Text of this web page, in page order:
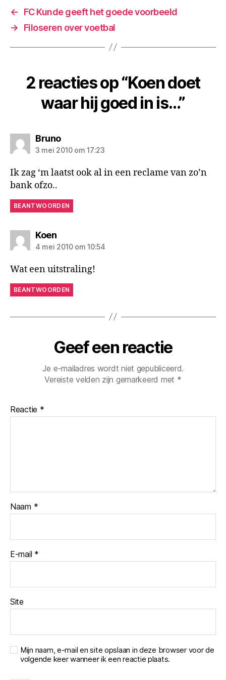
←
FC Kunde geeft het goede voorbeeld
→
Filoseren over voetbal
2 reacties op “Koen doet
waar hij goed in is…”
Brunozegt:
3 mei 2010 om 17:23
Ik zag ‘m laatst ook al in een reclame van zo’n
bank ofzo..
BEANTWOORDEN
Koenzegt:
4 mei 2010 om 10:54
Wat een uitstraling!
BEANTWOORDEN
Geef een reactie
Je e-mailadres wordt niet gepubliceerd.
Vereiste velden zijn gemarkeerd met *
Reactie *
Naam *
E-mail *
Site
Mijn naam, e-mail en site opslaan in deze browser voor de
volgende keer wanneer ik een reactie plaats.